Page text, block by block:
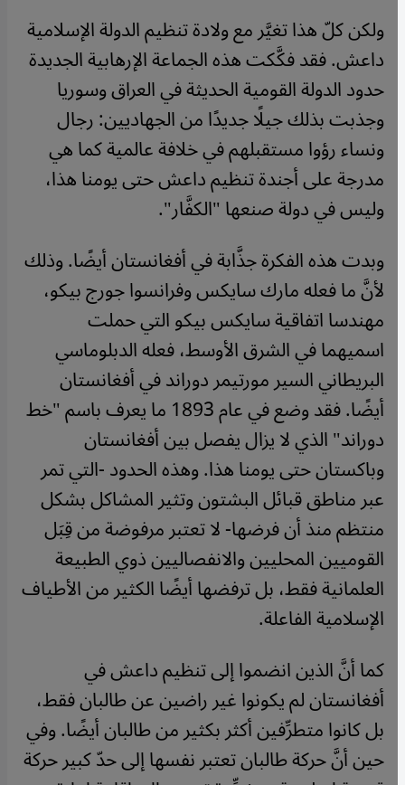
ولكن كلّ هذا تغيَّر مع ولادة تنظيم الدولة الإسلامية
داعش. فقد فكَّكت هذه الجماعة الإرهابية الجديدة
حدود الدولة القومية الحديثة في العراق وسوريا
وجذبت بذلك جيلًا جديدًا من الجهاديين: رجال
ونساء رؤوا مستقبلهم في خلافة عالمية كما هي
مدرجة على أجندة تنظيم داعش حتى يومنا هذا،
وليس في دولة صنعها "الكفَّار".
وبدت هذه الفكرة جذَّابة في أفغانستان أيضًا. وذلك
لأنَّ ما فعله مارك سايكس وفرانسوا جورج بيكو،
مهندسا اتفاقية سايكس بيكو التي حملت
اسميهما في الشرق الأوسط، فعله الدبلوماسي
البريطاني السير مورتيمر دوراند في أفغانستان
أيضًا. فقد وضع في عام 1893 ما يعرف باسم "خط
دوراند" الذي لا يزال يفصل بين أفغانستان
وباكستان حتى يومنا هذا. وهذه الحدود -التي تمر
عبر مناطق قبائل البشتون وتثير المشاكل بشكل
منتظم منذ أن فرضها- لا تعتبر مرفوضة من قِبَل
القوميين المحليين والانفصاليين ذوي الطبيعة
العلمانية فقط، بل ترفضها أيضًا الكثير من الأطياف
الإسلامية الفاعلة.
كما أنَّ الذين انضموا إلى تنظيم داعش في
أفغانستان لم يكونوا غير راضين عن طالبان فقط،
بل كانوا متطرِّفين أكثر بكثير من طالبان أيضًا. وفي
حين أنَّ حركة طالبان تعتبر نفسها إلى حدّ كبير حركة